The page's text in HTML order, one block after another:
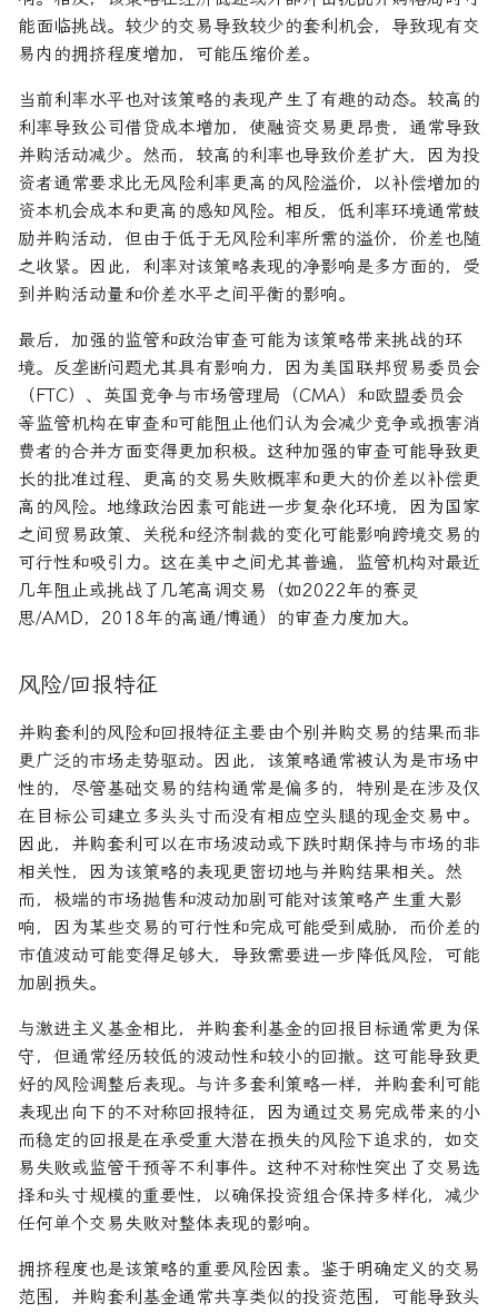
能面临挑战。较少的交易导致较少的套利机会，导致现有交
易内的拥挤程度增加，可能压缩价差。
当前利率水平也对该策略的表现产生了有趣的动态。较高的
利率导致公司借贷成本增加，使融资交易更昂贵，通常导致
并购活动减少。然而，较高的利率也导致价差扩大，因为投
资者通常要求比无风险利率更高的风险溢价，以补偿增加的
资本机会成本和更高的感知风险。相反，低利率环境通常鼓
励并购活动，但由于低于无风险利率所需的溢价，价差也随
之收紧。因此，利率对该策略表现的净影响是多方面的，受
到并购活动量和价差水平之间平衡的影响。
最后，加强的监管和政治审查可能为该策略带来挑战的环
境。反垄断问题尤其具有影响力，因为美国联邦贸易委员会
（FTC）、英国竞争与市场管理局（CMA）和欧盟委员会
等监管机构在审查和可能阻止他们认为会减少竞争或损害消
费者的合并方面变得更加积极。这种加强的审查可能导致更
长的批准过程、更高的交易失败概率和更大的价差以补偿更
高的风险。地缘政治因素可能进一步复杂化环境，因为国家
之间贸易政策、关税和经济制裁的变化可能影响跨境交易的
可行性和吸引力。这在美中之间尤其普遍，监管机构对最近
几年阻止或挑战了几笔高调交易（如2022年的赛灵
思/AMD，2018年的高通/博通）的审查力度加大。
风险/回报特征
并购套利的风险和回报特征主要由个别并购交易的结果而非
更广泛的市场走势驱动。因此，该策略通常被认为是市场中
性的，尽管基础交易的结构通常是偏多的，特别是在涉及仅
在目标公司建立多头头寸而没有相应空头腿的现金交易中。
因此，并购套利可以在市场波动或下跌时期保持与市场的非
相关性，因为该策略的表现更密切地与并购结果相关。然
而，极端的市场抛售和波动加剧可能对该策略产生重大影
响，因为某些交易的可行性和完成可能受到威胁，而价差的
市值波动可能变得足够大，导致需要进一步降低风险，可能
加剧损失。
与激进主义基金相比，并购套利基金的回报目标通常更为保
守，但通常经历较低的波动性和较小的回撤。这可能导致更
好的风险调整后表现。与许多套利策略一样，并购套利可能
表现出向下的不对称回报特征，因为通过交易完成带来的小
而稳定的回报是在承受重大潜在损失的风险下追求的，如交
易失败或监管干预等不利事件。这种不对称性突出了交易选
择和头寸规模的重要性，以确保投资组合保持多样化，减少
任何单个交易失败对整体表现的影响。
拥挤程度也是该策略的重要风险因素。鉴于明确定义的交易
范围，并购套利基金通常共享类似的投资范围，可能导致头